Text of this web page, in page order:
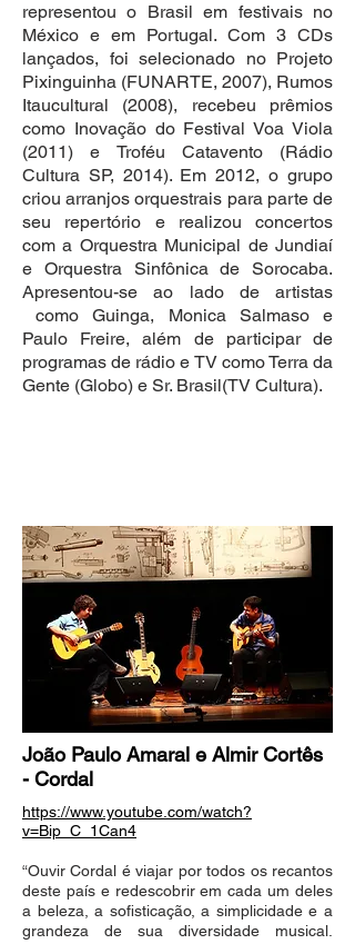
representou o Brasil em festivais no
México e em Portugal. Com 3 CDs
lançados, foi selecionado no Projeto
Pixinguinha (FUNARTE, 2007), Rumos
Itaucultural (2008), recebeu prêmios
como Inovação do Festival Voa Viola
(2011) e Troféu Catavento (Rádio
Cultura SP, 2014). Em 2012, o grupo
criou arranjos orquestrais para parte de
seu repertório e realizou concertos
com a Orquestra Municipal de Jundiaí
e Orquestra Sinfônica de Sorocaba.
Apresentou-se ao lado de artistas
como Guinga, Monica Salmaso e
Paulo Freire, além de participar de
programas de rádio e TV como Terra da
Gente (Globo) e Sr. Brasil(TV Cultura).
João Paulo Amaral e Almir Cortês
- Cordal
https://www.youtube.com/watch?
v=Bip_C_1Can4
“Ouvir Cordal é viajar por todos os recantos
deste país e redescobrir em cada um deles
a beleza, a sofisticação, a simplicidade e a
grandeza de sua diversidade musical.